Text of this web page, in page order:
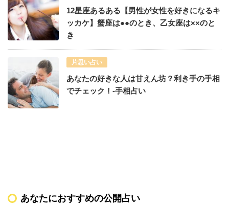
12星座あるある【男性が女性を好きになるキ
ッカケ】蟹座は●●のとき、乙女座は××のと
き
片思い占い
あなたの好きな人は甘えん坊？利き手の手相
でチェック！-手相占い
あなたにおすすめの公開占い